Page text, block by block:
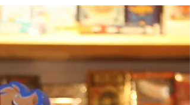
sammelt Souvenirs und erlebt auf jeder Partie neue Abenteuer.
Dabei gilt es, e